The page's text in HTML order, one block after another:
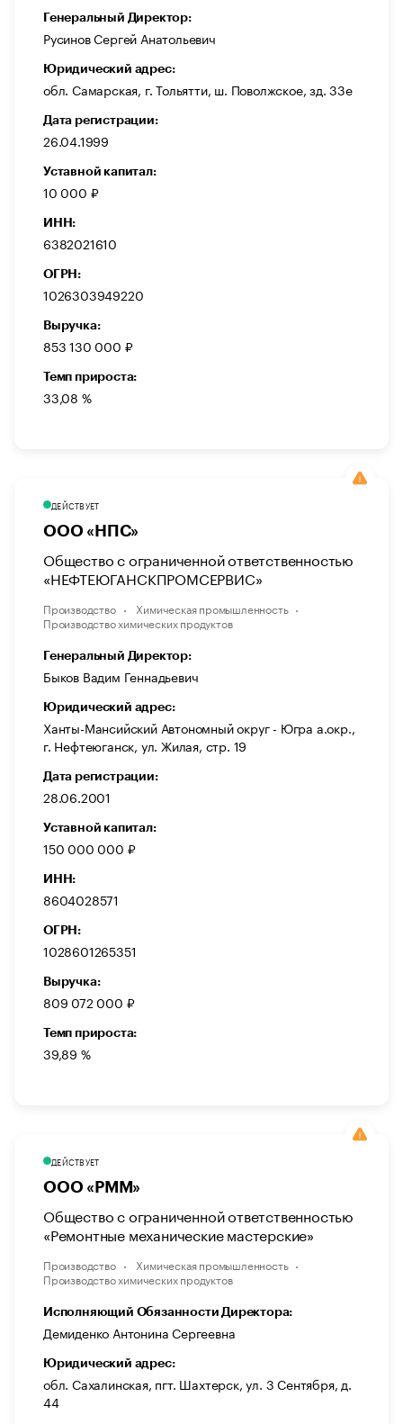
Генеральный Директор:
Русинов Сергей Анатольевич
Юридический адрес:
обл. Самарская, г. Тольятти, ш. Поволжское, зд. 33е
Дата регистрации:
26.04.1999
Уставной капитал:
10 000 ₽
ИНН:
6382021610
ОГРН:
1026303949220
Выручка:
853 130 000 ₽
Темп прироста:
33,08 %
ДЕЙСТВУЕТ
ООО «НПС»
Общество с ограниченной ответственностью
«НЕФТЕЮГАНСКПРОМСЕРВИС»
Производство
Химическая промышленность
Производство химических продуктов
Генеральный Директор:
Быков Вадим Геннадьевич
Юридический адрес:
Ханты-Мансийский Автономный округ - Югра а.окр.,
г. Нефтеюганск, ул. Жилая, стр. 19
Дата регистрации:
28.06.2001
Уставной капитал:
150 000 000 ₽
ИНН:
8604028571
ОГРН:
1028601265351
Выручка:
809 072 000 ₽
Темп прироста:
39,89 %
ДЕЙСТВУЕТ
ООО «РММ»
Общество с ограниченной ответственностью
«Ремонтные механические мастерские»
Производство
Химическая промышленность
Производство химических продуктов
Исполняющий Обязанности Директора:
Демиденко Антонина Сергеевна
Юридический адрес:
обл. Сахалинская, пгт. Шахтерск, ул. 3 Сентября, д.
44